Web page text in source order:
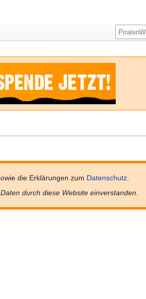
die Erklärungen zum Datenschutz
durch diese Website einverstanden.
Suche